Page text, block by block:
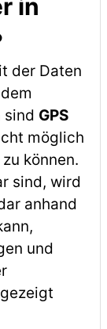
in
der Daten
sind GPS
möglich
können.
sind, wird
anhand
und